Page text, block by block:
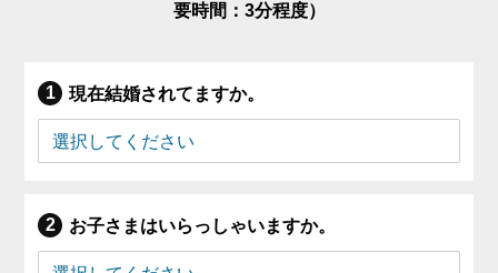
要時間：3分程度）
現在結婚されてますか。
お子さまはいらっしゃいますか。